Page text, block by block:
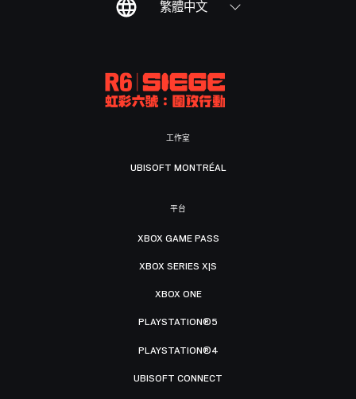
繁體中文
工作室
UBISOFT MONTRÉAL
平台
XBOX GAME PASS
XBOX SERIES X|S
XBOX ONE
PLAYSTATION®5
PLAYSTATION®4
UBISOFT CONNECT